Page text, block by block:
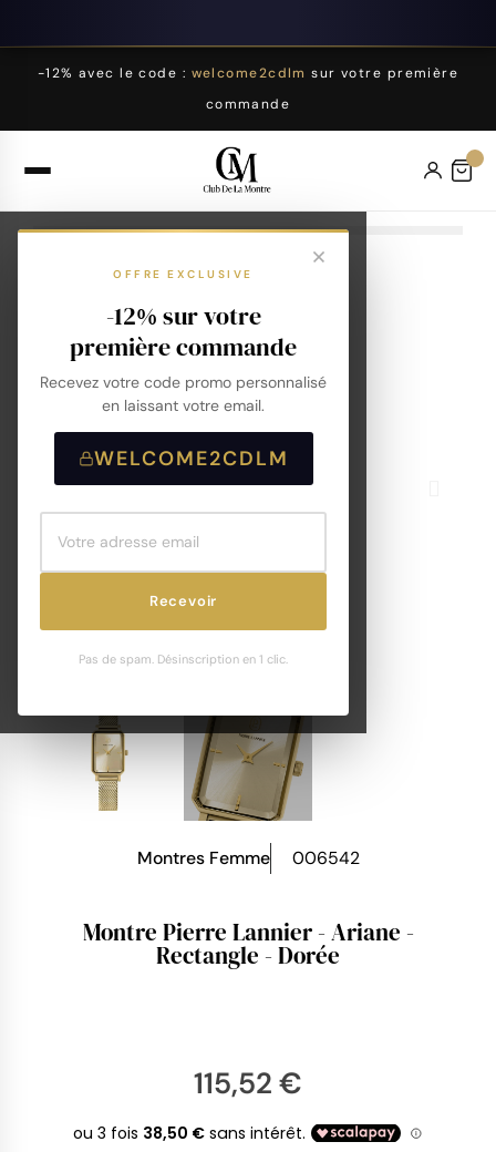
-12% avec le code : welcome2cdlm sur votre première
commande
OFFRE EXCLUSIVE
-12% sur votre
première commande
Recevez votre code promo personnalisé
en laissant votre email.
WELCOME2CDLM
Recevoir
Pas de spam. Désinscription en 1 clic.
Montres Femme 006542
Montre Pierre Lannier - Ariane -
Rectangle - Dorée
115,52 €